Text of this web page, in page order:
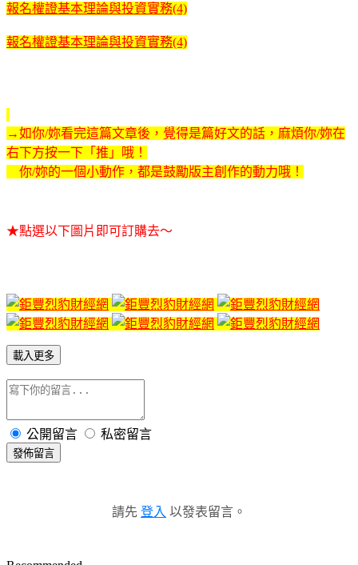
報名權證基本理論與投資實務(4)
報名權證基本理論與投資實務(4)
→如你/妳看完這篇文章後，覺得是篇好文的話，麻煩你/妳在
右下方按一下「推」哦！
你/妳的一個小動作，都是鼓勵版主創作的動力哦！
★點選以下圖片即可訂購去～
載入更多
公開留言 私密留言
發佈留言
請先 登入 以發表留言。